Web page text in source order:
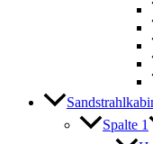
Spalte 1